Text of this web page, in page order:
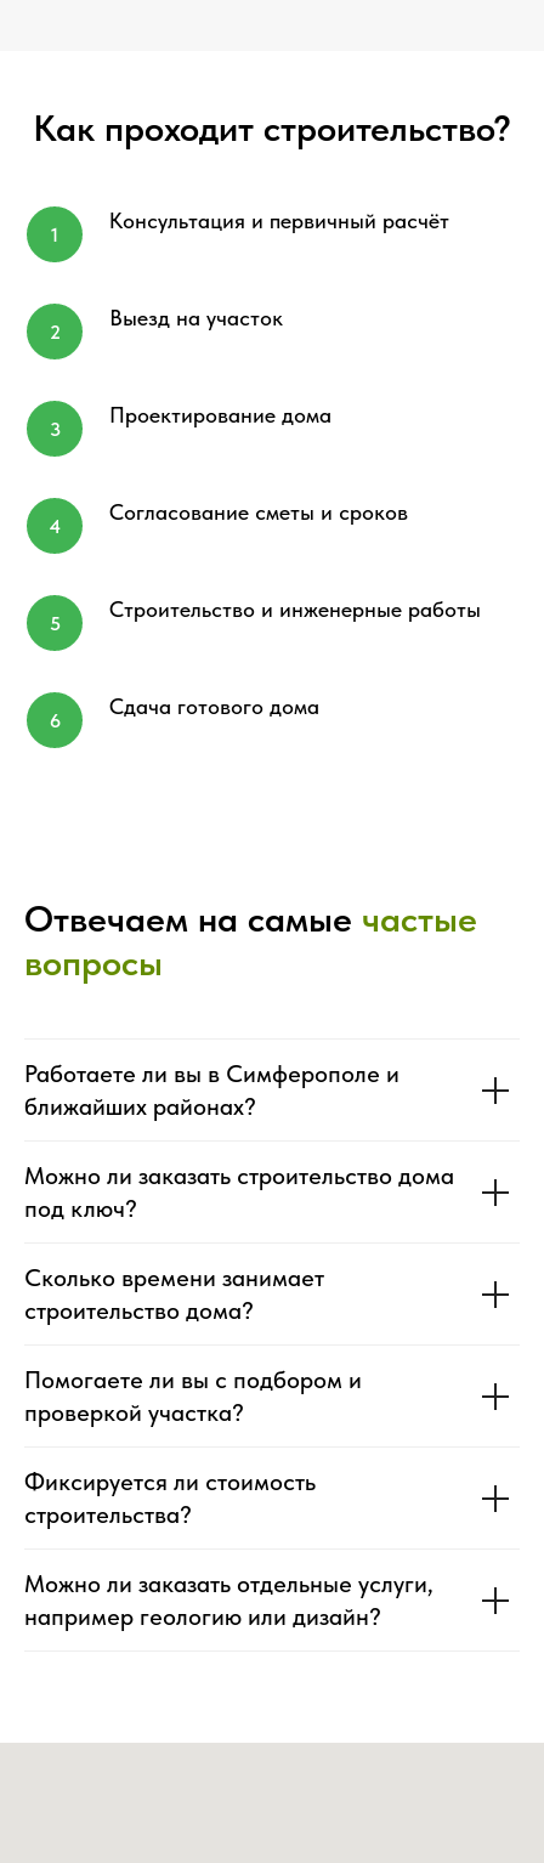
Как проходит строительство?
Консультация и первичный расчёт
Выезд на участок
Проектирование дома
Согласование сметы и сроков
Строительство и инженерные работы
Сдача готового дома
Отвечаем на самые частые
вопросы
Работаете ли вы в Симферополе и
ближайших районах?
Можно ли заказать строительство дома
под ключ?
Сколько времени занимает
строительство дома?
Помогаете ли вы с подбором и
проверкой участка?
Фиксируется ли стоимость
строительства?
Можно ли заказать отдельные услуги,
например геологию или дизайн?